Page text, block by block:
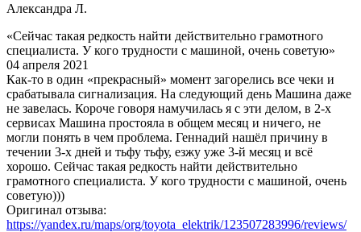
Александра Л.
«Сейчас такая редкость найти действительно грамотного
специалиста. У кого трудности с машиной, очень советую»
04 апреля 2021
Как-то в один «прекрасный» момент загорелись все чеки и
срабатывала сигнализация. На следующий день Машина даже
не завелась. Короче говоря намучилась я с эти делом, в 2-х
сервисах Машина простояла в общем месяц и ничего, не
могли понять в чем проблема. Геннадий нашёл причину в
течении 3-х дней и тьфу тьфу, езжу уже 3-й месяц и всё
хорошо. Сейчас такая редкость найти действительно
грамотного специалиста. У кого трудности с машиной, очень
советую)))
Оригинал отзыва:
https://yandex.ru/maps/org/toyota_elektrik/123507283996/reviews/